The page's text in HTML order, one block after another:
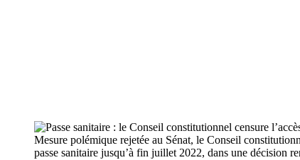
Mesure polémique rejetée au Sénat, le Conseil
passe sanitaire jusqu’à fin juillet 2022, dans une décision